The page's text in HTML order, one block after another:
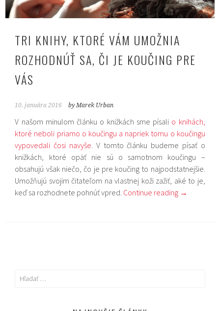
TRI KNIHY, KTORÉ VÁM UMOŽNIA
ROZHODNÚŤ SA, ČI JE KOUČING PRE
VÁS
10. januára 2016 by Marek Urban
V našom minulom článku o knižkách sme písali o knihách,
ktoré neboli priamo o koučingu a napriek tomu o koučingu
vypovedali čosi navyše . V tomto článku budeme písať o
knižkách, ktoré opäť nie sú o samotnom koučingu –
obsahujú však niečo, čo je pre koučing to najpodstatnejšie.
Umožňujú svojim čitateľom na vlastnej koži zažiť, aké to je,
keď sa rozhodnete pohnúť vpred. Continue reading →
Hľadať: